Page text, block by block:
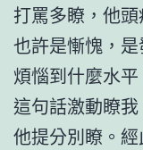
打罵多瞭，他
也許是慚愧，
煩惱到什麼水
這句話激動瞭
他提分別瞭。